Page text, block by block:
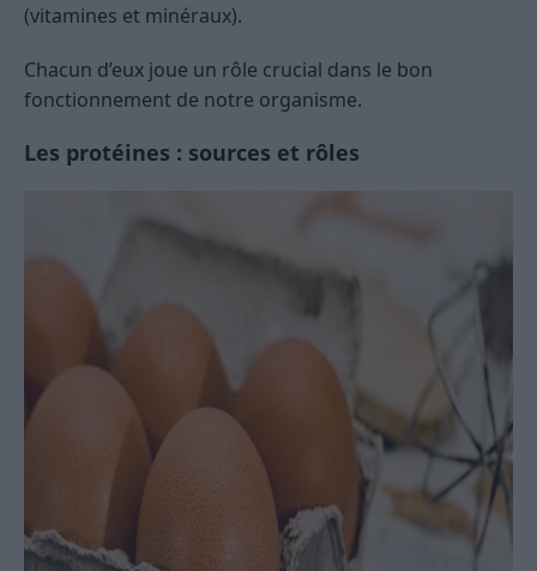
(vitamines et minéraux).
Chacun d’eux joue un rôle crucial dans le bon
fonctionnement de notre organisme.
Les protéines : sources et rôles